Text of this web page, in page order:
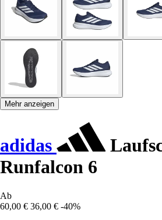
Mehr anzeigen
adidas
Runfalcon 6
Ab
60,00 € 36,00 € -40%